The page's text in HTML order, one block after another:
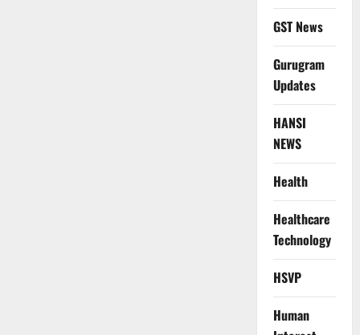
GST News
Gurugram
Updates
HANSI
NEWS
Health
Healthcare
Technology
HSVP
Human